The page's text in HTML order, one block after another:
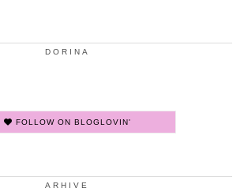
DORINA
FOLLOW ON BLOGLOVIN'
ARHIVE